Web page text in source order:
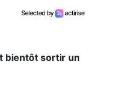
bientôt sortir un